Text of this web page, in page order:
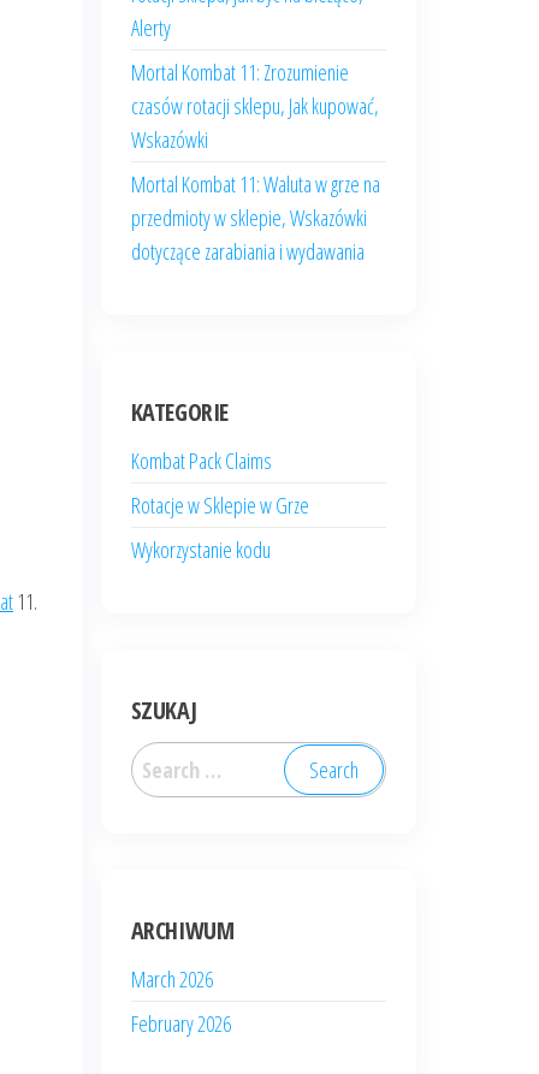
11.
Alerty
Mortal Kombat 11: Zrozumienie
czasów rotacji sklepu, Jak kupować,
Wskazówki
Mortal Kombat 11: Waluta w grze na
przedmioty w sklepie, Wskazówki
dotyczące zarabiania i wydawania
KATEGORIE
Kombat Pack Claims
Rotacje w Sklepie w Grze
Wykorzystanie kodu
SZUKAJ
Search
for:
ARCHIWUM
March 2026
February 2026